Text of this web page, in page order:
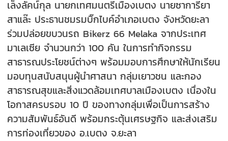
เล็งลัคน์กุล นายกเทศมนตรีเมืองเบตง นายซาการียา
สาแล๊ะ ประธานชมรมบิ๊กไบค์อำเภอเบตง จังหวัดยะลา
ร่วมปล่อยขบวนรถ Bikerz 66 Melaka จากประเทศ
มาเลเซีย จำนวนกว่า 100 คัน ในการทำกิจกรรม
สาธารณประโยชน์ต่างๆ พร้อมมอบการศึกษาให้นักเรียน
มอบทุนสนับสนุนผู้นำศาสนา กลุ่มเยาวชน และกอง
สาธารณสุขและสิ่งแวดล้อมเทศบาลเมืองเบตง เนื่องใน
โอกาสครบรอบ 10 ปี ของทางกลุ่มเพื่อเป็นการสร้าง
ความสัมพันธ์อันดี พร้อมกระตุ้นเศรษฐกิจ และส่งเสริม
การท่องเที่ยวของ อ.เบตง จ.ยะลา